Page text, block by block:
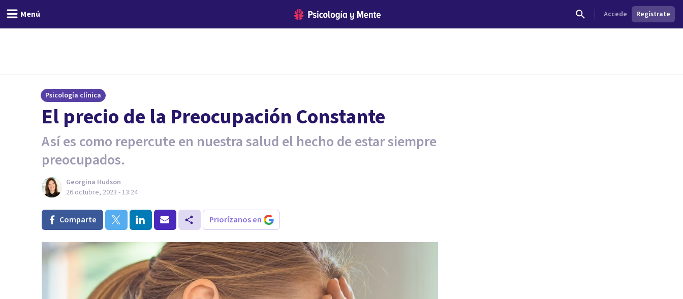
Menú Accede Regístrate
Psicología clínica
El precio de la Preocupación Constante
Así es como repercute en nuestra salud el hecho de estar siempre
preocupados.
Georgina Hudson
26 octubre, 2023 - 13:24
Comparte Priorízanos en